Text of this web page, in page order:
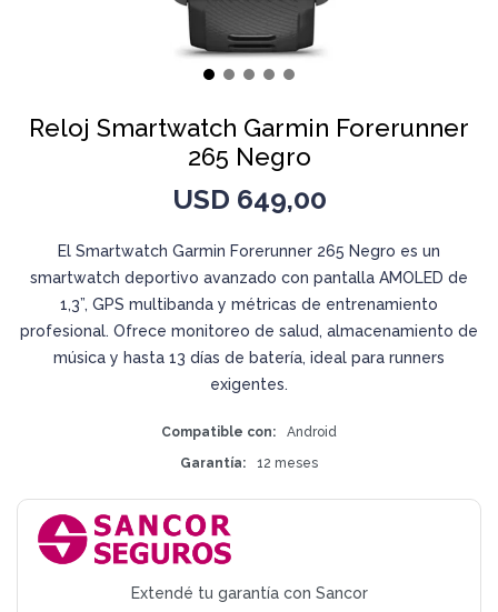
Reloj Smartwatch Garmin Forerunner
265 Negro
USD 649,00
El Smartwatch Garmin Forerunner 265 Negro es un
smartwatch deportivo avanzado con pantalla AMOLED de
1,3”, GPS multibanda y métricas de entrenamiento
profesional. Ofrece monitoreo de salud, almacenamiento de
música y hasta 13 días de batería, ideal para runners
exigentes.
Compatible con
Android
Garantía
12 meses
Extendé tu garantía con Sancor